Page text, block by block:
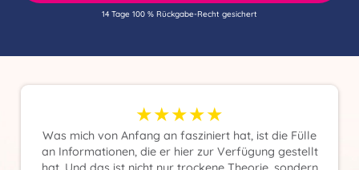
14 Tage 100 % Rückgabe-Recht gesichert
★★★★★
Was mich von Anfang an fasziniert hat, ist die Fülle
an Informationen, die er hier zur Verfügung gestellt